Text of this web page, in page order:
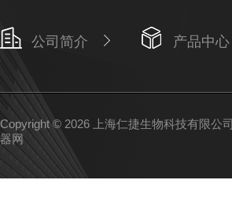
公司简介 产品中心
Copyright © 2026 上海仁捷生物科技有限公
器网